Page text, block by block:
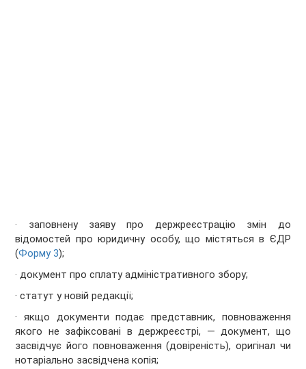
· заповнену заяву про держреєстрацію змін до
відомостей про юридичну особу, що містяться в ЄДР
(Форму 3);
· документ про сплату адміністративного збору;
· статут у новій редакції;
· якщо документи подає представник, повноваження
якого не зафіксовані в держреєстрі, — документ, що
засвідчує його повноваження (довіреність), оригінал чи
нотаріально засвідчена копія;